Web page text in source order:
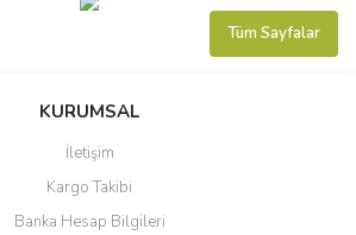
Tüm Sayfalar
KURUMSAL
İletişim
Kargo Takibi
Banka Hesap Bilgileri